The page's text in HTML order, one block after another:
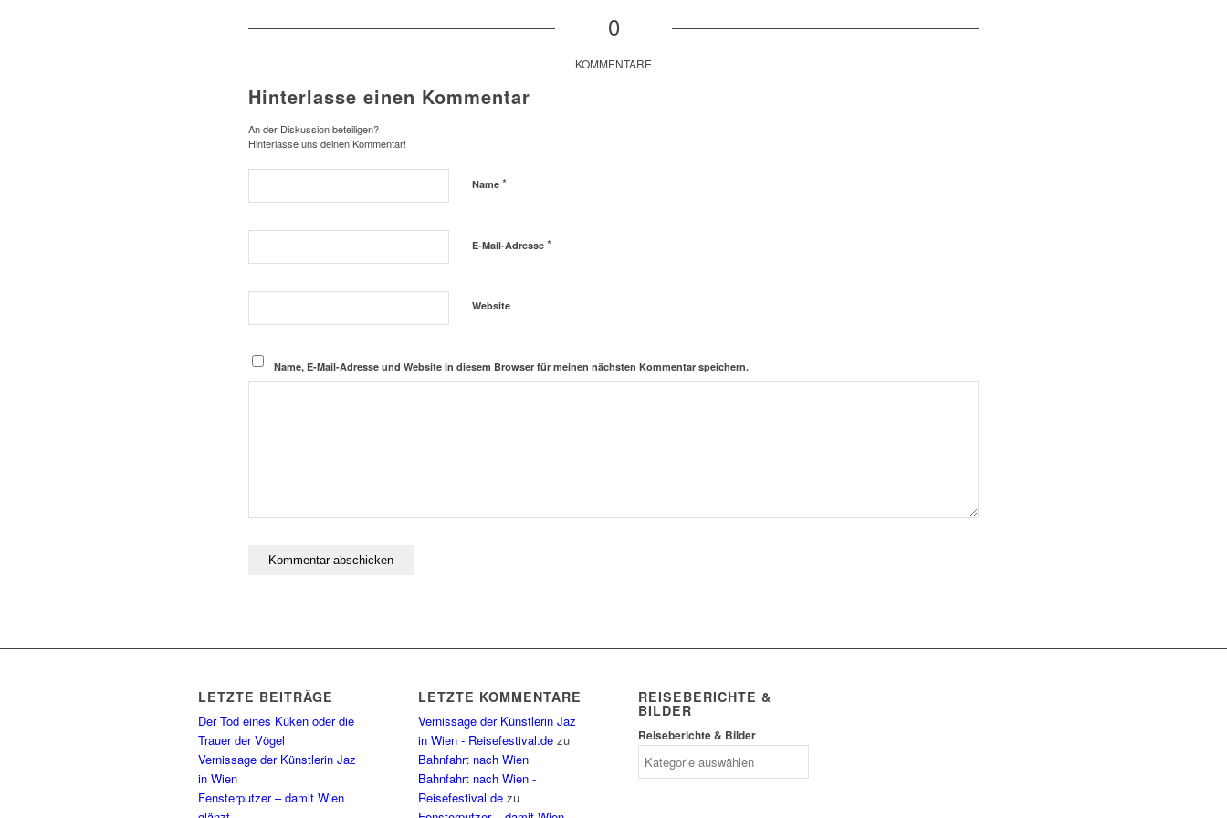
0
KOMMENTARE
Hinterlasse einen Kommentar
An der Diskussion beteiligen?
Hinterlasse uns deinen Kommentar!
Name *
E-Mail-Adresse *
Website
Name, E-Mail-Adresse und Website in diesem Browser für meinen nächsten Kommentar speichern.
LETZTE BEITRÄGE
Der Tod eines Küken oder die
Trauer der Vögel
Vernissage der Künstlerin Jaz
in Wien
Fensterputzer – damit Wien
LETZTE KOMMENTARE
Vernissage der Künstlerin Jaz
in Wien - Reisefestival.de zu
Bahnfahrt nach Wien
Bahnfahrt nach Wien -
Reisefestival.de zu
REISEBERICHTE &
BILDER
Reiseberichte & Bilder